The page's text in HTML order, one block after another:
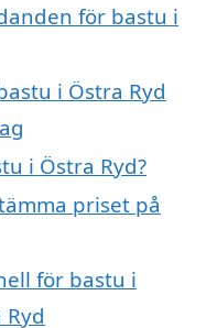
för bastu i
i Östra Ryd
i Östra Ryd?
priset på
för bastu i